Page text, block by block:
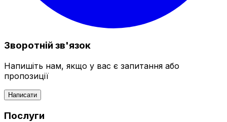
Зворотній зв'язок
Напишіть нам, якщо у вас є запитання або
пропозиції
Написати
Послуги